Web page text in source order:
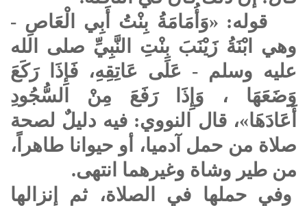
قوله: «وَأُمَامَةُ بِنْتُ أَبِي الْعَاصِ -
وهي ابْنَةُ زَيْنَبَ بِنْتِ النَّبِيِّ صلى الله
عليه وسلم - عَلَى عَاتِقِهِ، فَإِذَا رَكَعَ
وَضَعَهَا ، وَإِذَا رَفَعَ مِنْ السُّجُودِ
أَعَادَهَا»، قال النووي: فيه دليلٌ لصحة
صلاة من حمل آدميا، أو حيوانا طاهراً،
من طير وشاة وغيرهما انتهى.
وفي حملها في الصلاة، ثم إنزالها